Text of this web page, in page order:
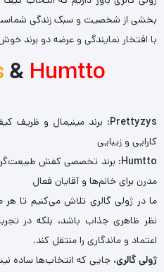
بخشی از شخصیت و سبک زندگی
با افتخار نمایندگی و عرضه دو برند
& Humtto
Prettyzys: برند مینیمال و ظریف
کارایی و زیبایی
Humtto: برند تخصصی کفش
مدرن برای خانم‌ها و آقایان فعال
ما در ژولی گالری تلاش می‌کنیم تا هر
نظر ظاهری جذاب باشد، بلکه در
اعتماد و ماندگاری را منتقل کند.
ژولی گالری، جایی که انتخاب‌ها ساده